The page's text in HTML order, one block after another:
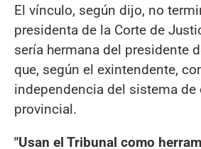
El vínculo, según dijo, no
presidenta de la Corte de
sería hermana del presidente
que, según el exintendente,
independencia del sistema
provincial.
"Usan el Tribunal como